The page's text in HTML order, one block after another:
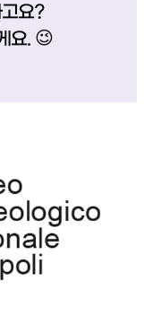
요?
요. 😉